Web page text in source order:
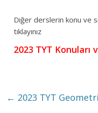
Diğer derslerin konu ve
tıklayınız
2023 TYT Konuları
← 2023 TYT